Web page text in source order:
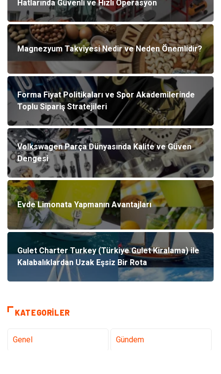
Hatlarında Güvenli ve Hızlı Operasyon
Magnezyum Takviyesi Nedir ve Neden Önemlidir?
Forma Fiyat Politikaları ve Spor Akademilerinde
Toplu Sipariş Stratejileri
Volkswagen Parça Dünyasında Kalite ve Güven
Dengesi
Evde Limonata Yapmanın Avantajları
Gulet Charter Turkey (Türkiye Gulet Kiralama) ile
Kalabalıklardan Uzak Eşsiz Bir Rota
KATEGORILER
Genel Gündem